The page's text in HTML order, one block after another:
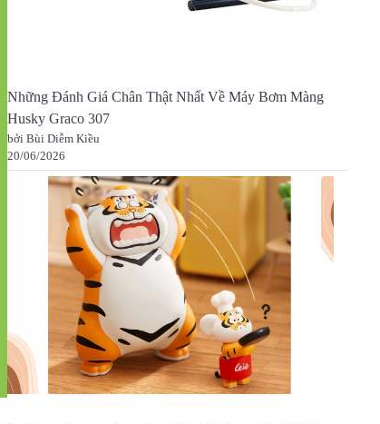
Những Đánh Giá Chân Thật Nhất Về Máy Bơm Màng
Husky Graco 307
bởi Bùi Diễm Kiều
20/06/2026